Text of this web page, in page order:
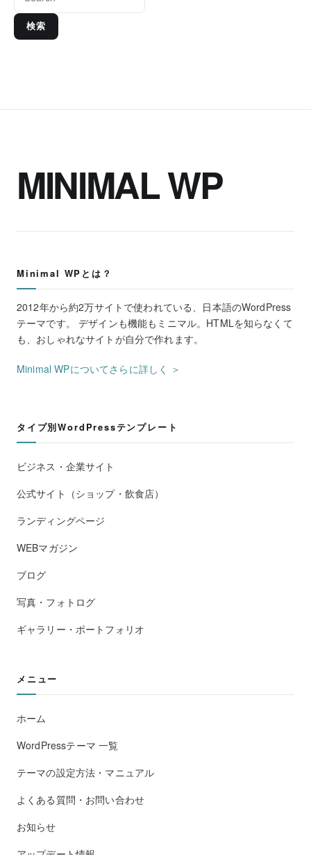
検索
MINIMAL WP
Minimal WPとは？
2012年から約2万サイトで使われている、日本語のWordPress
テーマです。 デザインも機能もミニマル。HTMLを知らなくて
も、おしゃれなサイトが自分で作れます。
Minimal WPについてさらに詳しく ＞
タイプ別WordPressテンプレート
ビジネス・企業サイト
公式サイト（ショップ・飲食店）
ランディングページ
WEBマガジン
ブログ
写真・フォトログ
ギャラリー・ポートフォリオ
メニュー
ホーム
WordPressテーマ 一覧
テーマの設定方法・マニュアル
よくある質問・お問い合わせ
お知らせ